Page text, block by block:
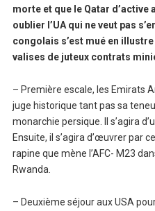
morte et que le Qatar
oublier l’UA qui ne veut pas
congolais s’est mué en
valises de juteux contrats
– Première escale, les Emirats
juge historique tant pas sa
monarchie persique. Il s’agira
Ensuite, il s’agira d’œuvrer par
rapine que mène l’AFC- M23
Rwanda.
– Deuxième séjour aux USA